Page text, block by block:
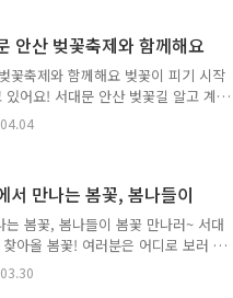
요 ^^ :: 서대문 안산 벚꽃축제 주차
! ☞ 서대문구청 주차장은 주말에 무
다. 하지만 오전부터 만차가 될것으
안산 벚꽃축제와 함께해요
꽃축제와 함께해요 벚꽃이 피기 시작
어요! 서대문 안산 벚꽃길 알고 계
세요 ^^ 서대문 안산 벚꽃길 가는길~
~ 벚꽃이 고개를 들고 인사를 하고 있
구청 정류장에서 하차 하시면 옆으
시죠? 이 길을 따라 올라오세요 ~ 벚
꽃이 만개하지 않았지만 이번 주..
서 만나는 봄꽃, 봄나들이
봄꽃, 봄나들이 봄꽃 만나러~ 서대
아올 봄꽃! 여러분은 어디로 보러 가
고자 준비한 시간! 봄꽃 구경 갈만
~ 봄 느끼실 준비 되셨죠?? ^^사진